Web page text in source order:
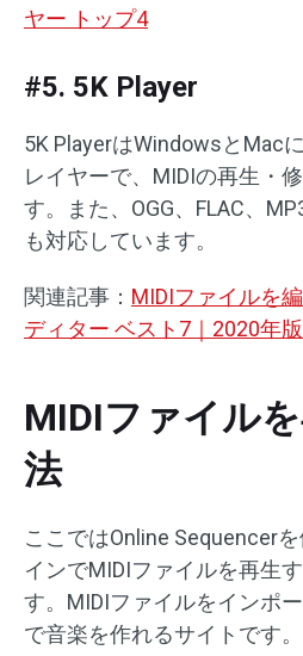
ヤー トップ4
#5. 5K Player
5K PlayerはWindowsとMac
レイヤーで、MIDIの再生・
す。また、OGG、FLAC、
も対応しています。
関連記事： MIDIファイルを
ディター ベスト7｜2020年
MIDIファイル
法
ここではOnline Sequencer
インでMIDIファイルを再生
す。MIDIファイルをインポ
で音楽を作れるサイトです。